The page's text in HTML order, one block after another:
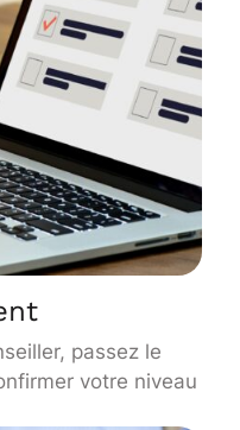
passez le
votre niveau